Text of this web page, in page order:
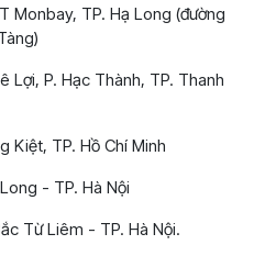
Monbay, TP. Hạ Long (đường
Lợi, P. Hạc Thành, TP. Thanh
Kiệt, TP. Hồ Chí Minh
- TP. Hà Nội
Từ Liêm - TP. Hà Nội.